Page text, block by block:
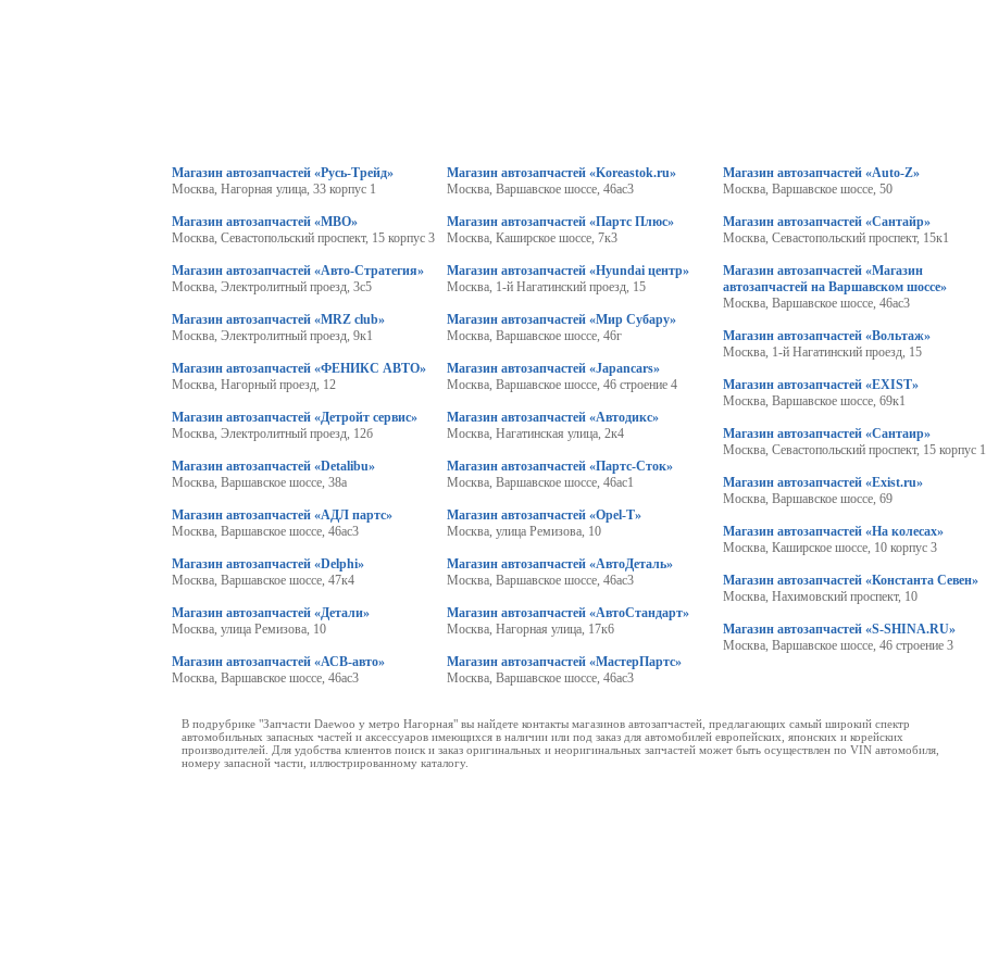
Магазин автозапчастей «Русь-Трейд»
Москва, Нагорная улица, 33 корпус 1
Магазин автозапчастей «МВО»
Москва, Севастопольский проспект, 15 корпус 3
Магазин автозапчастей «Авто-Стратегия»
Москва, Электролитный проезд, 3с5
Магазин автозапчастей «MRZ club»
Москва, Электролитный проезд, 9к1
Магазин автозапчастей «ФЕНИКС АВТО»
Москва, Нагорный проезд, 12
Магазин автозапчастей «Детройт сервис»
Москва, Электролитный проезд, 12б
Магазин автозапчастей «Detalibu»
Москва, Варшавское шоссе, 38а
Магазин автозапчастей «АДЛ партс»
Москва, Варшавское шоссе, 46ас3
Магазин автозапчастей «Delphi»
Москва, Варшавское шоссе, 47к4
Магазин автозапчастей «Детали»
Москва, улица Ремизова, 10
Магазин автозапчастей «АСВ-авто»
Москва, Варшавское шоссе, 46ас3
Магазин автозапчастей «Koreastok.ru»
Москва, Варшавское шоссе, 46ас3
Магазин автозапчастей «Партс Плюс»
Москва, Каширское шоссе, 7к3
Магазин автозапчастей «Hyundai центр»
Москва, 1-й Нагатинский проезд, 15
Магазин автозапчастей «Мир Субару»
Москва, Варшавское шоссе, 46г
Магазин автозапчастей «Japancars»
Москва, Варшавское шоссе, 46 строение 4
Магазин автозапчастей «Автодикс»
Москва, Нагатинская улица, 2к4
Магазин автозапчастей «Партс-Сток»
Москва, Варшавское шоссе, 46ас1
Магазин автозапчастей «Opel-T»
Москва, улица Ремизова, 10
Магазин автозапчастей «АвтоДеталь»
Москва, Варшавское шоссе, 46ас3
Магазин автозапчастей «АвтоСтандарт»
Москва, Нагорная улица, 17к6
Магазин автозапчастей «МастерПартс»
Москва, Варшавское шоссе, 46ас3
Магазин автозапчастей «Auto-Z»
Москва, Варшавское шоссе, 50
Магазин автозапчастей «Сантайр»
Москва, Севастопольский проспект, 15к1
Магазин автозапчастей «Магазин
автозапчастей на Варшавском шоссе»
Москва, Варшавское шоссе, 46ас3
Магазин автозапчастей «Вольтаж»
Москва, 1-й Нагатинский проезд, 15
Магазин автозапчастей «EXIST»
Москва, Варшавское шоссе, 69к1
Магазин автозапчастей «Сантаир»
Москва, Севастопольский проспект, 15 корпус 1
Магазин автозапчастей «Exist.ru»
Москва, Варшавское шоссе, 69
Магазин автозапчастей «На колесах»
Москва, Каширское шоссе, 10 корпус 3
Магазин автозапчастей «Константа Севен»
Москва, Нахимовский проспект, 10
Магазин автозапчастей «S-SHINA.RU»
Москва, Варшавское шоссе, 46 строение 3
В подрубрике "Запчасти Daewoo у метро Нагорная" вы найдете контакты магазинов автозапчастей, предлагающих самый широкий спектр
автомобильных запасных частей и аксессуаров имеющихся в наличии или под заказ для автомобилей европейских, японских и корейских
производителей. Для удобства клиентов поиск и заказ оригинальных и неоригинальных запчастей может быть осуществлен по VIN автомобиля,
номеру запасной части, иллюстрированному каталогу.